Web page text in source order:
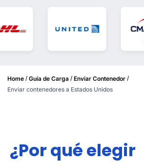
Home / Guía de Carga / Enviar Contenedor /
Enviar contenedores a Estados Unidos
¿Por qué elegir